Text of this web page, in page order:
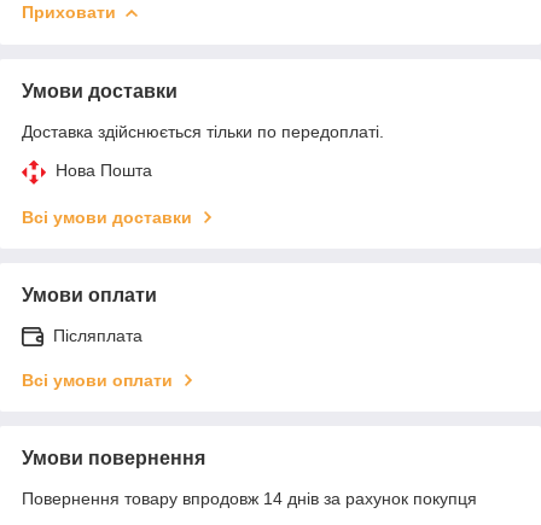
Приховати
Умови доставки
Доставка здійснюється тільки по передоплаті.
Нова Пошта
Всі умови доставки
Умови оплати
Післяплата
Всі умови оплати
Умови повернення
Повернення товару впродовж 14 днів за рахунок покупця